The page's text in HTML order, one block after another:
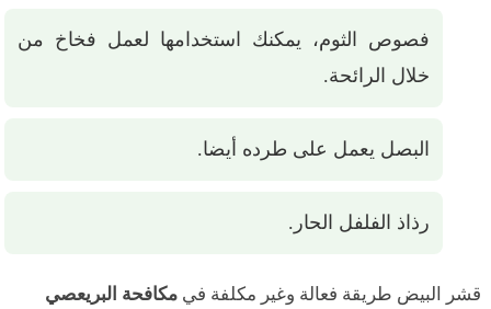
فصوص الثوم، يمكنك استخدامها لعمل فخاخ من
خلال الرائحة.
البصل يعمل على طرده أيضا.
رذاذ الفلفل الحار.
قشر البيض طريقة فعالة وغير مكلفة فيمكافحة البريعصي